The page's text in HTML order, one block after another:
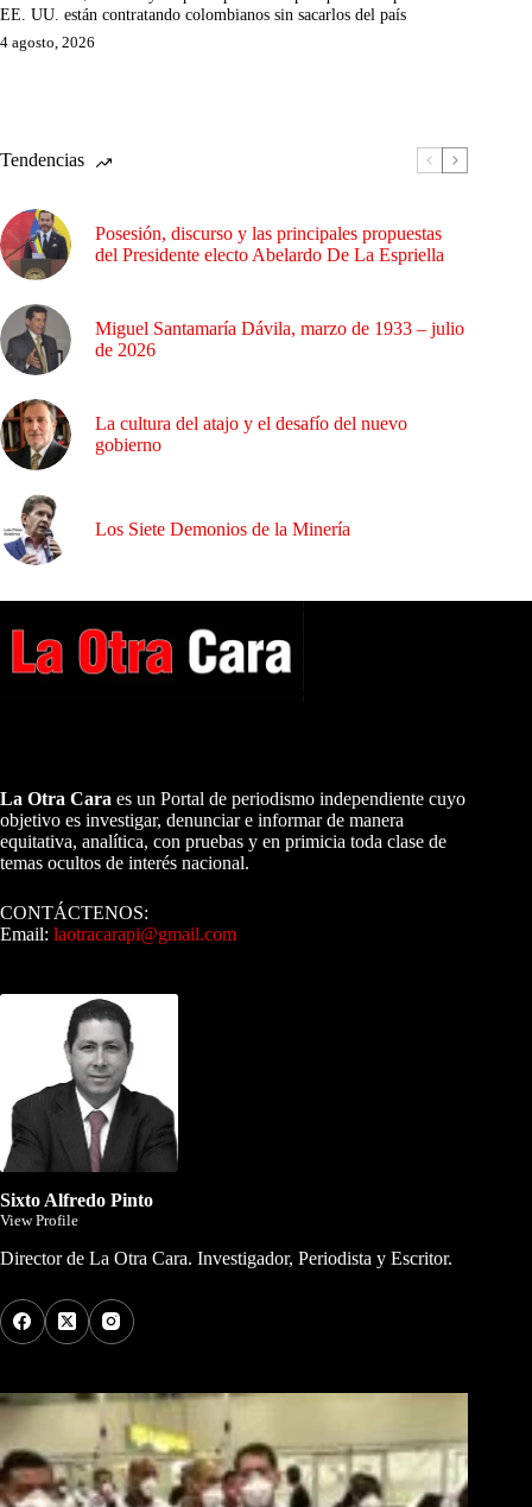
EE. UU. están contratando colombianos sin sacarlos del país
4 agosto, 2026
Tendencias
Posesión, discurso y las principales propuestas
del Presidente electo Abelardo De La Espriella
Miguel Santamaría Dávila, marzo de 1933 – julio
de 2026
La cultura del atajo y el desafío del nuevo
gobierno
Los Siete Demonios de la Minería
La Otra Cara es un Portal de periodismo independiente cuyo
objetivo es investigar, denunciar e informar de manera
equitativa, analítica, con pruebas y en primicia toda clase de
temas ocultos de interés nacional.
CONTÁCTENOS:
Email: laotracarapi@gmail.com
Sixto Alfredo Pinto
View Profile
Director de La Otra Cara. Investigador, Periodista y Escritor.